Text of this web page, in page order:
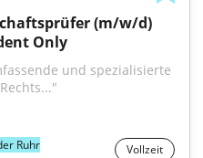
(m/w/d)
Only
Ruhr Vollzeit